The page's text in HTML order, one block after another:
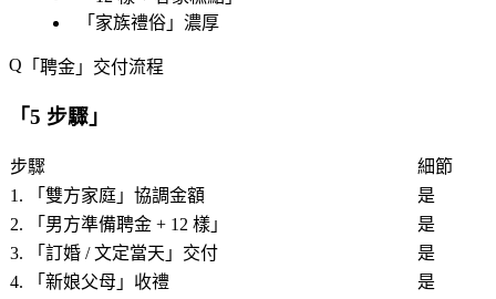
「 家族禮俗 」濃厚
「 聘金 」交付流程
「5 步驟 」
步驟
細節
1. 「 雙方家庭 」協調金額
是
2. 「 男方準備聘金 + 12 樣 」
是
3. 「 訂婚 / 文定當天 」交付
是
4. 「 新娘父母 」收禮
是